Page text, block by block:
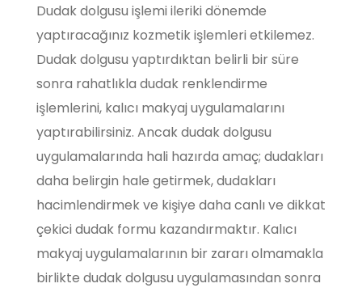
Dudak dolgusu işlemi ileriki dönemde
yaptıracağınız kozmetik işlemleri etkilemez.
Dudak dolgusu yaptırdıktan belirli bir süre
sonra rahatlıkla dudak renklendirme
işlemlerini, kalıcı makyaj uygulamalarını
yaptırabilirsiniz. Ancak dudak dolgusu
uygulamalarında hali hazırda amaç; dudakları
daha belirgin hale getirmek, dudakları
hacimlendirmek ve kişiye daha canlı ve dikkat
çekici dudak formu kazandırmaktır. Kalıcı
makyaj uygulamalarının bir zararı olmamakla
birlikte dudak dolgusu uygulamasından sonra